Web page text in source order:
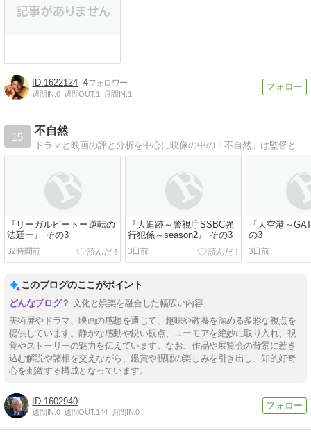
1622124 4
週間IN:0 週間OUT:1 月間IN:1
15
不自然
『リーガルビートー逆転の
法廷ー』 その3
32時間前
『大追跡～警視庁SSBC強
行犯係～season2』 その3
3日前
『大空港～
の3
3日前
このブログのここがポイント
文化と娯楽を融合した幅広い内容
美術展やドラマ、映画の感想を通じて、趣味や教養を深める多彩な視点を
提供しています。静かな感動や鋭い観点、ユーモアを絶妙に取り入れ、視
覚やストーリーの魅力を伝えています。なお、作品や展覧会の背景に惹き
込む解説や諸相を交えながら、鑑賞や視聴の楽しみを引き出し、知的好奇
心を刺激する構成となっています。
1602940
週間IN:0 週間OUT:144 月間IN:0